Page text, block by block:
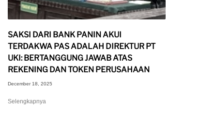
SAKSI DARI BANK PANIN AKUI
TERDAKWA PAS ADALAH DIREKTUR PT
UKI: BERTANGGUNG JAWAB ATAS
REKENING DAN TOKEN PERUSAHAAN
December 18, 2025
Selengkapnya